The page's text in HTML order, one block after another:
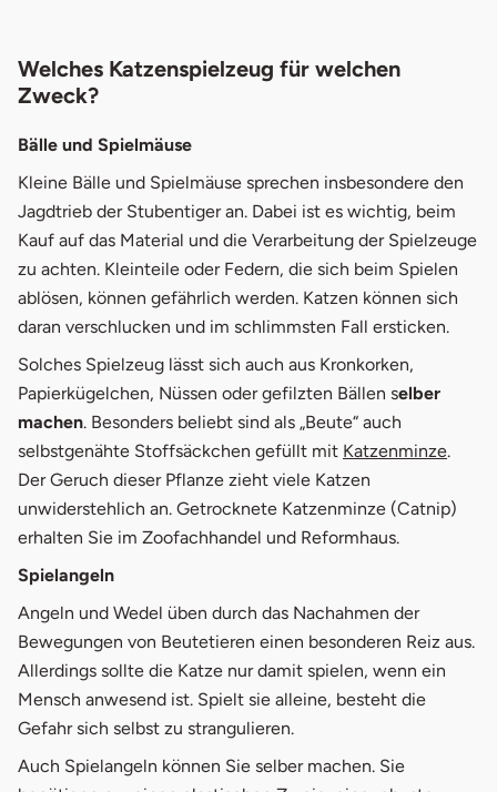
Welches Katzenspielzeug für welchen
Zweck?
Bälle und Spielmäuse
Kleine Bälle und Spielmäuse sprechen insbesondere den
Jagdtrieb der Stubentiger an. Dabei ist es wichtig, beim
Kauf auf das Material und die Verarbeitung der Spielzeuge
zu achten. Kleinteile oder Federn, die sich beim Spielen
ablösen, können gefährlich werden. Katzen können sich
daran verschlucken und im schlimmsten Fall ersticken.
Solches Spielzeug lässt sich auch aus Kronkorken,
Papierkügelchen, Nüssen oder gefilzten Bällen selber
machen. Besonders beliebt sind als „Beute“ auch
selbstgenähte Stoffsäckchen gefüllt mit Katzenminzeöffnet
.
Der Geruch dieser Pflanze zieht viele Katzen
unwiderstehlich an. Getrocknete Katzenminze (Catnip)
erhalten Sie im Zoofachhandel und Reformhaus.
Spielangeln
Angeln und Wedel üben durch das Nachahmen der
Bewegungen von Beutetieren einen besonderen Reiz aus.
Allerdings sollte die Katze nur damit spielen, wenn ein
Mensch anwesend ist. Spielt sie alleine, besteht die
Gefahr sich selbst zu strangulieren.
Auch Spielangeln können Sie selber machen. Sie